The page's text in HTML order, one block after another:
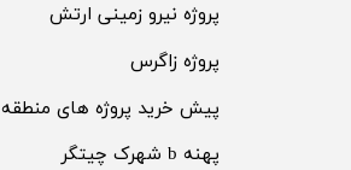
پهنه b شهرک چیتگر
پیش خرید پروژه های منطقه 22
​پروژه زاگرس
​پروژه نیرو زمینی ارتش